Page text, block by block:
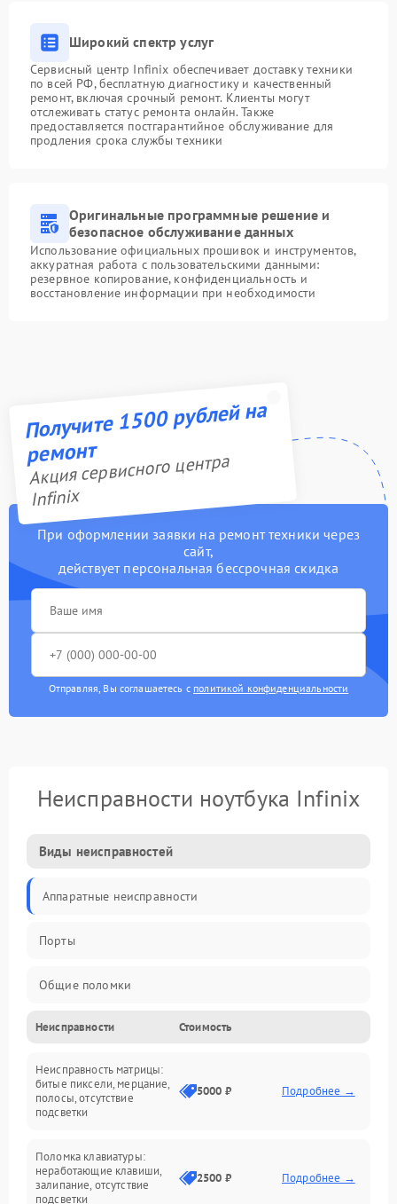
Широкий спектр услуг
Сервисный центр Infinix обеспечивает доставку техники
по всей РФ, бесплатную диагностику и качественный
ремонт, включая срочный ремонт. Клиенты могут
отслеживать статус ремонта онлайн. Также
предоставляется постгарантийное обслуживание для
продления срока службы техники
Оригинальные программные решение и
безопасное обслуживание данных
Использование официальных прошивок и инструментов,
аккуратная работа с пользовательскими данными:
резервное копирование, конфиденциальность и
восстановление информации при необходимости
Получите 1500 рублей на
ремонт
Акция сервисного центра
Infinix
При оформлении заявки на ремонт техники через
сайт,
действует персональная бессрочная скидка
Отправляя, Вы соглашаетесь с политикой конфиденциальности
Неисправности ноутбука Infinix
Виды неисправностей
Аппаратные неисправности
Порты
Общие поломки
Устройства
Программные ошибки
Электрические и системные сбои
Интерфейсные проблемы
Неисправности Стоимость
Неисправность матрицы:
битые пиксели, мерцание,
полосы, отсутствие
подсветки
5000 ₽ Подробнее →
Поломка клавиатуры:
неработающие клавиши,
залипание, отсутствие
подсветки
2500 ₽ Подробнее →